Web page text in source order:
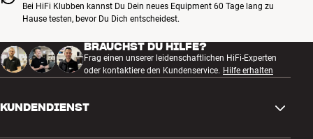
Bei HiFi Klubben kannst Du Dein neues Equipment 60 Tage lang zu
Hause testen, bevor Du Dich entscheidest.
BRAUCHST DU HILFE?
Frag einen unserer leidenschaftlichen HiFi-Experten
oder kontaktiere den Kundenservice. Hilfe erhalten
KUNDENDIENST